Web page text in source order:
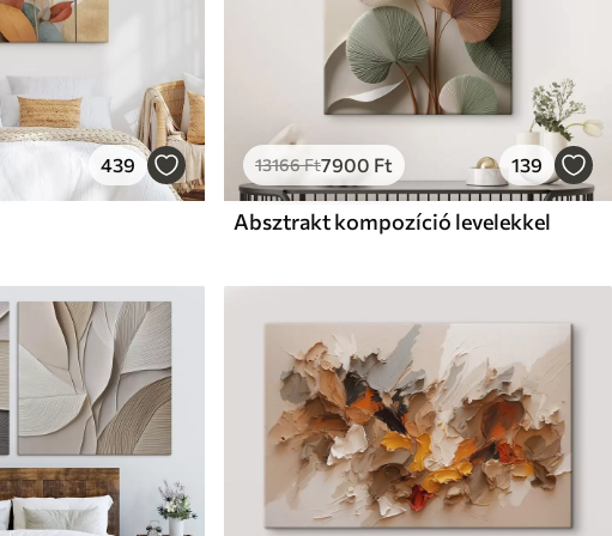
439 13166Ft7900 Ft 139
Absztrakt kompozíció levelekkel